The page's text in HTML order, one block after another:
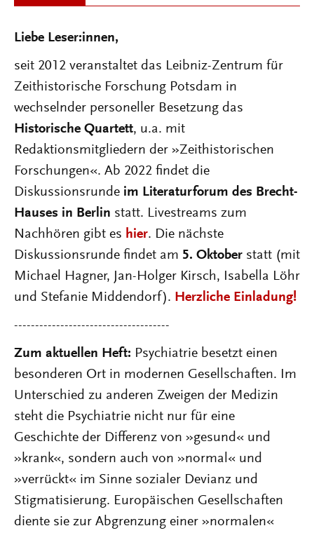
Liebe Leser:innen,
seit 2012 veranstaltet das Leibniz-Zentrum für
Zeithistorische Forschung Potsdam in
wechselnder personeller Besetzung das
Historische Quartett, u.a. mit
Redaktionsmitgliedern der »Zeithistorischen
Forschungen«. Ab 2022 findet die
Diskussionsrunde im Literaturforum des Brecht-
Hauses in Berlin statt. Livestreams zum
Nachhören gibt es hier. Die nächste
Diskussionsrunde findet am 5. Oktober statt (mit
Michael Hagner, Jan-Holger Kirsch, Isabella Löhr
und Stefanie Middendorf). Herzliche Einladung!
-------------------------------------
Zum aktuellen Heft: Psychiatrie besetzt einen
besonderen Ort in modernen Gesellschaften. Im
Unterschied zu anderen Zweigen der Medizin
steht die Psychiatrie nicht nur für eine
Geschichte der Differenz von »gesund« und
»krank«, sondern auch von »normal« und
»verrückt« im Sinne sozialer Devianz und
Stigmatisierung. Europäischen Gesellschaften
diente sie zur Abgrenzung einer »normalen«